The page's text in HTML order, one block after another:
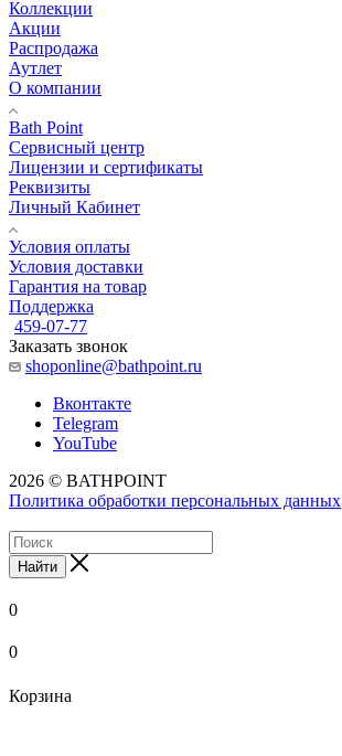
Коллекции
Акции
Распродажа
Аутлет
О компании
Bath Point
Сервисный центр
Лицензии и сертификаты
Реквизиты
Личный Кабинет
Условия оплаты
Условия доставки
Гарантия на товар
Поддержка
459-07-77
Заказать звонок
shoponline@bathpoint.ru
Вконтакте
Telegram
YouTube
2026 © BATHPOINT
Политика обработки персональных данных
Найти
0
0
Корзина